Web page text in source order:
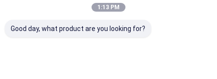
1:13 PM
Good day, what product are you looking for?